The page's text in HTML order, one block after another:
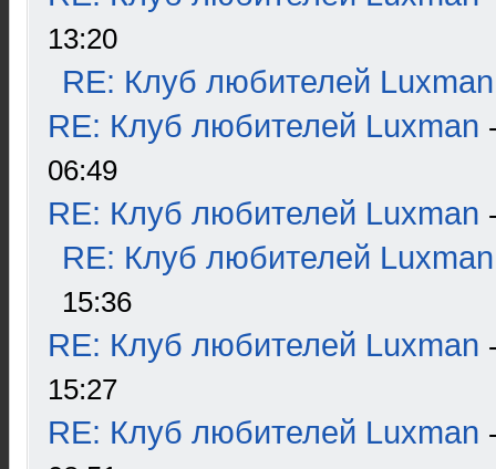
13:20
RE: Клуб любителей Luxman
RE: Клуб любителей Luxman
06:49
RE: Клуб любителей Luxman
RE: Клуб любителей Luxman
15:36
RE: Клуб любителей Luxman
15:27
RE: Клуб любителей Luxman